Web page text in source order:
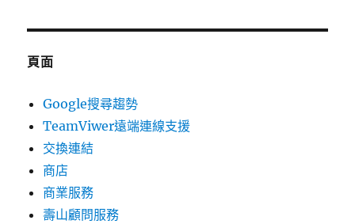
頁面
Google搜尋趨勢
TeamViwer遠端連線支援
交換連結
商店
商業服務
壽山顧問服務